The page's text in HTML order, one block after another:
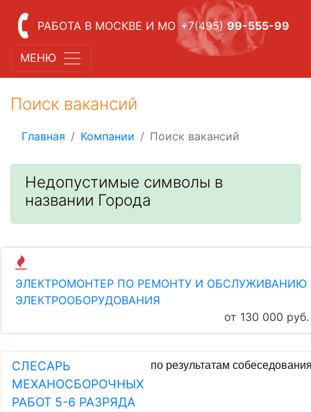
РАБОТА В МОСКВЕ И МО +7(495) 99-555-99
МЕНЮ
Поиск вакансий
Главная Компании Поиск вакансий
Недопустимые символы в
названии Города
ЭЛЕКТРОМОНТЕР ПО РЕМОНТУ И ОБСЛУЖИВАНИЮ
ЭЛЕКТРООБОРУДОВАНИЯ
от 130 000 руб.
СЛЕСАРЬ
МЕХАНОСБОРОЧНЫХ
РАБОТ 5-6 РАЗРЯДА
по результатам